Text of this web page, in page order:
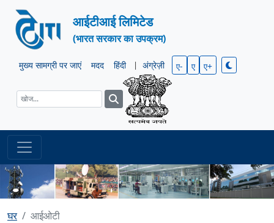
आईटीआई लिमिटेड
(भारत सरकार का उपक्रम)
मुख्य सामग्री पर जाएं मदद हिंदी | अंग्रेज़ी ए- ए ए+
घर आईओटी